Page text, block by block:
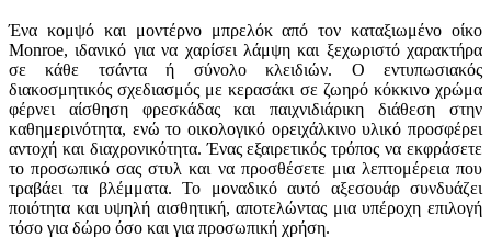
Ένα κομψό και μοντέρνο μπρελόκ από τον καταξιωμένο οίκο
Monroe, ιδανικό για να χαρίσει λάμψη και ξεχωριστό χαρακτήρα
σε κάθε τσάντα ή σύνολο κλειδιών. Ο εντυπωσιακός
διακοσμητικός σχεδιασμός με κερασάκι σε ζωηρό κόκκινο χρώμα
φέρνει αίσθηση φρεσκάδας και παιχνιδιάρικη διάθεση στην
καθημερινότητα, ενώ το οικολογικό ορειχάλκινο υλικό προσφέρει
αντοχή και διαχρονικότητα. Ένας εξαιρετικός τρόπος να εκφράσετε
το προσωπικό σας στυλ και να προσθέσετε μια λεπτομέρεια που
τραβάει τα βλέμματα. Το μοναδικό αυτό αξεσουάρ συνδυάζει
ποιότητα και υψηλή αισθητική, αποτελώντας μια υπέροχη επιλογή
τόσο για δώρο όσο και για προσωπική χρήση.